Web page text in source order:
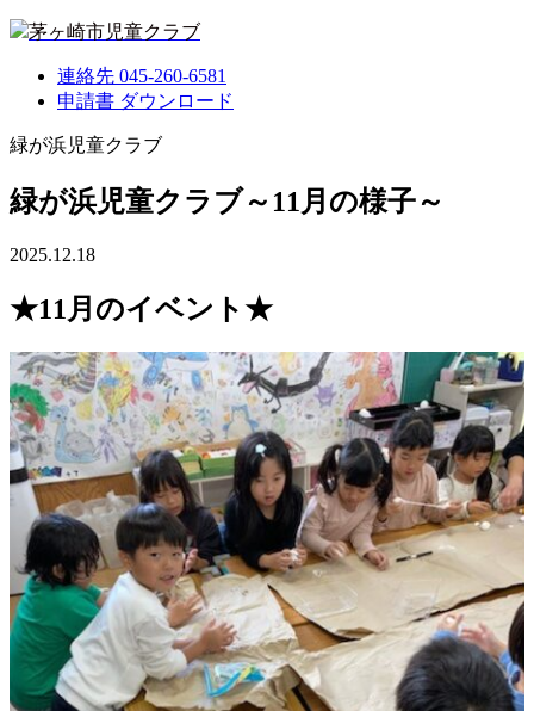
茅ヶ崎市児童クラブ
連絡先 045-260-6581
申請書 ダウンロード
緑が浜児童クラブ
緑が浜児童クラブ～11月の様子～
2025.12.18
★11月のイベント★